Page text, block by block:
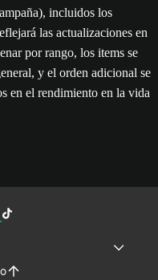
incluidos los
las actualizaciones en
por rango, los items se
y el orden adicional se
en el rendimiento en la vida